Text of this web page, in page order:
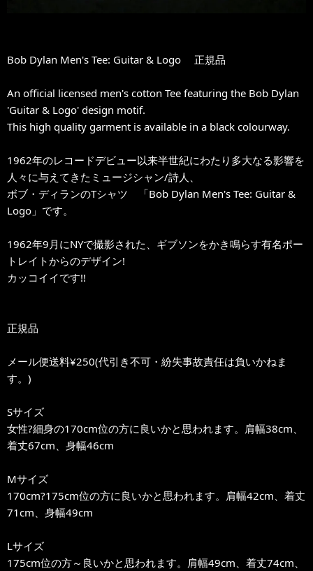
Bob Dylan Men's Tee: Guitar & Logo 正規品
An official licensed men's cotton Tee featuring the Bob Dylan
'Guitar & Logo' design motif.
This high quality garment is available in a black colourway.
1962年のレコードデビュー以来半世紀にわたり多大なる影響を
人々に与えてきたミュージシャン/詩人、
ボブ・ディランのTシャツ 「Bob Dylan Men's Tee: Guitar &
Logo」です。
1962年9月にNYで撮影された、ギブソンをかき鳴らす有名ポー
トレイトからのデザイン!
カッコイイです!!
正規品
メール便送料¥250(代引き不可・紛失事故責任は負いかねま
す。)
Sサイズ
女性?細身の170cm位の方に良いかと思われます。肩幅38cm、
着丈67cm、身幅46cm
Mサイズ
170cm?175cm位の方に良いかと思われます。肩幅42cm、着丈
71cm、身幅49cm
Lサイズ
175cm位の方～良いかと思われます。肩幅49cm、着丈74cm、